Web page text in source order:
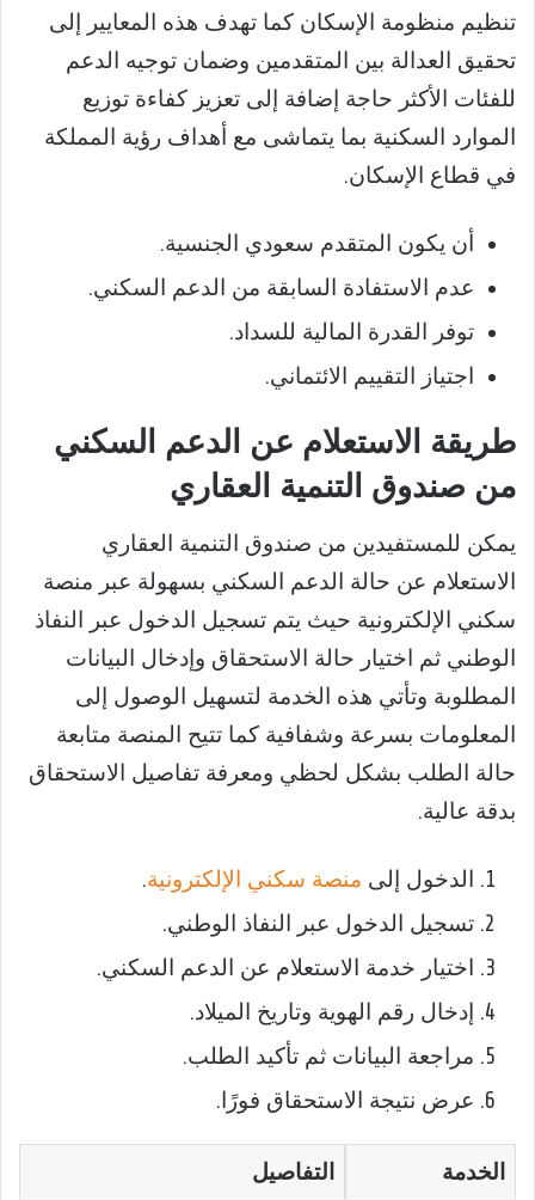
تنظيم منظومة الإسكان كما تهدف هذه المعايير إلى
تحقيق العدالة بين المتقدمين وضمان توجيه الدعم
للفئات الأكثر حاجة إضافة إلى تعزيز كفاءة توزيع
الموارد السكنية بما يتماشى مع أهداف رؤية المملكة
في قطاع الإسكان.
أن يكون المتقدم سعودي الجنسية.
عدم الاستفادة السابقة من الدعم السكني.
توفر القدرة المالية للسداد.
اجتياز التقييم الائتماني.
طريقة الاستعلام عن الدعم السكني
من صندوق التنمية العقاري
يمكن للمستفيدين من صندوق التنمية العقاري
الاستعلام عن حالة الدعم السكني بسهولة عبر منصة
سكني الإلكترونية حيث يتم تسجيل الدخول عبر النفاذ
الوطني ثم اختيار حالة الاستحقاق وإدخال البيانات
المطلوبة وتأتي هذه الخدمة لتسهيل الوصول إلى
المعلومات بسرعة وشفافية كما تتيح المنصة متابعة
حالة الطلب بشكل لحظي ومعرفة تفاصيل الاستحقاق
بدقة عالية.
الدخول إلى منصة سكني الإلكترونية.
تسجيل الدخول عبر النفاذ الوطني.
اختيار خدمة الاستعلام عن الدعم السكني.
إدخال رقم الهوية وتاريخ الميلاد.
مراجعة البيانات ثم تأكيد الطلب.
عرض نتيجة الاستحقاق فورًا.
الخدمة التفاصيل